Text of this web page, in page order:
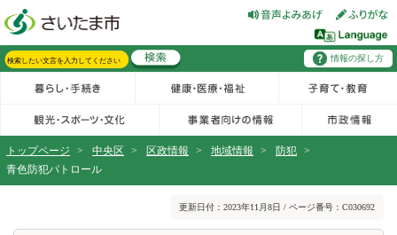
情報の探し方
トップページ > 中央区 > 区政情報 > 地域情報 > 防犯 >
青色防犯パトロール
更新日付：2023年11月8日 / ページ番号：C030692